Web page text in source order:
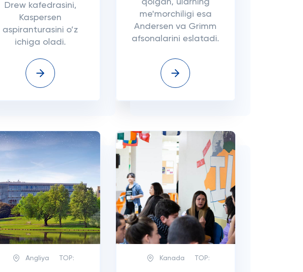
Drew kafedrasini,
Kaspersen
aspiranturasini o’z
ichiga oladi.
qolgan, ularning
me'morchiligi esa
Andersen va Grimm
afsonalarini eslatadi.
Angliya TOP: Kanada TOP: